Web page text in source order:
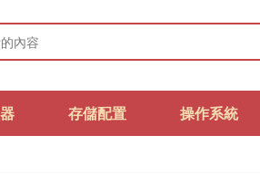
存儲配置 操作系統